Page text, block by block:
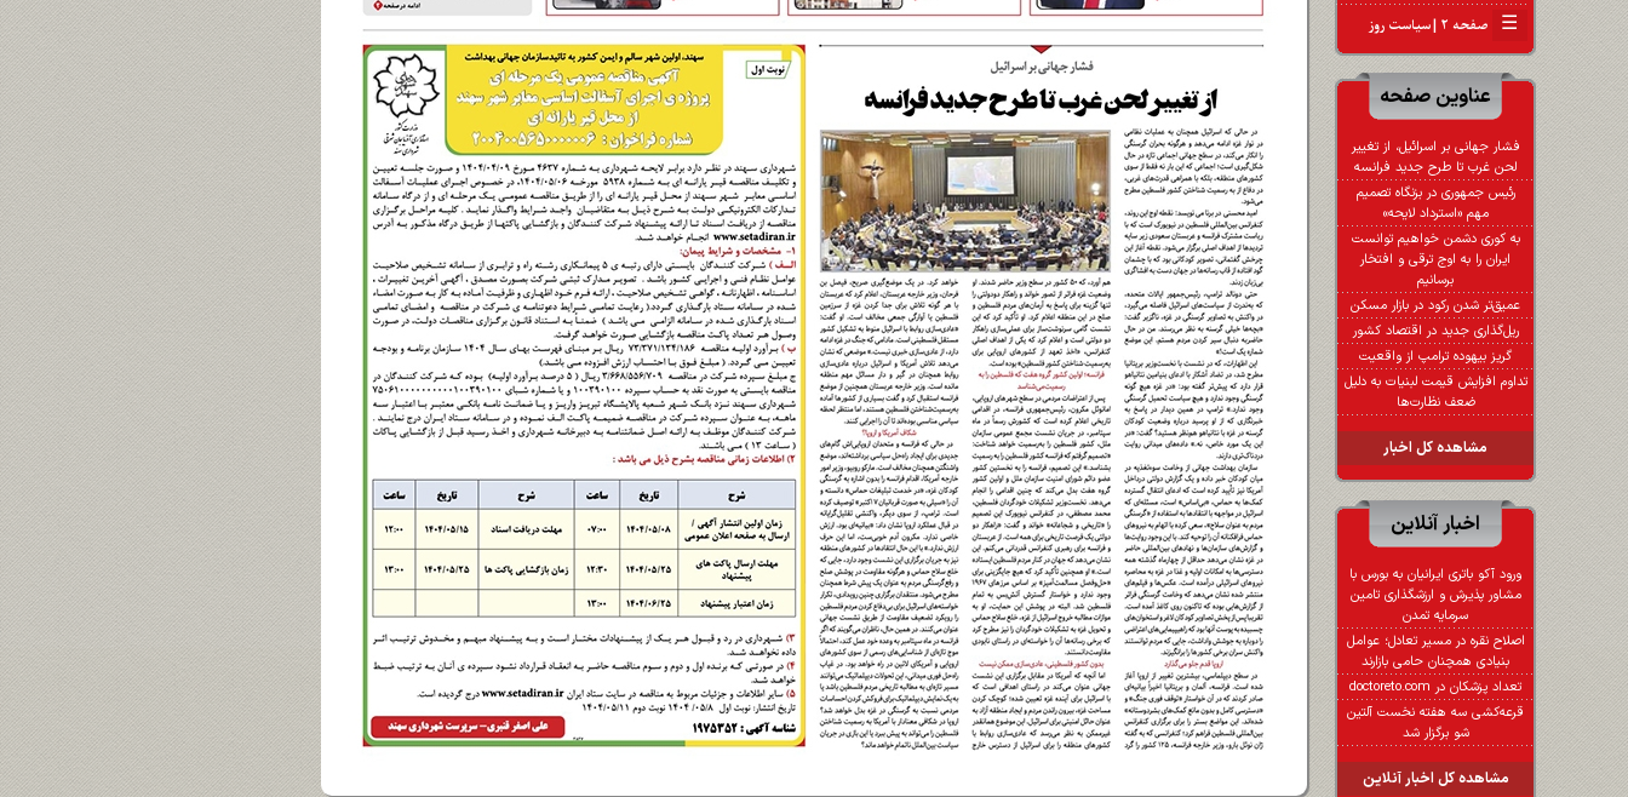
☰ صفحه ۲ | سیاست روز
عناوین صفحه
فشار جهانی بر اسرائیل، از تغییر
لحن غرب تا طرح جدید فرانسه
رئیس جمهوری در بزنگاه تصمیم
مهم «استرداد لایحه»
به کوری دشمن خواهیم توانست
ایران را به اوج ترقی و افتخار
برسانیم
عمیق‌تر شدن رکود در بازار مسکن
ریل‌گذاری جدید در اقتصاد کشور
گریز بیهوده ترامپ از واقعیت
تداوم افزایش قیمت لبنیات به دلیل
ضعف نظارت‌ها
مشاهده کل اخبار
اخبار آنلاین
ورود آکو باتری ایرانیان به بورس با
مشاور پذیرش و ارزشگذاری تامین
سرمایه تمدن
اصلاح نقره در مسیر تعادل؛ عوامل
بنیادی همچنان حامی بازارند
تعداد پزشکان در doctoreto.com
قرعه‌کشی سه هفته نخست آلتین
شو برگزار شد
مشاهده کل اخبار آنلاین